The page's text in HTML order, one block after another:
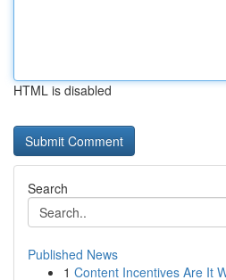
HTML is disabled
Search
Published News
1 Content Incentives Are It